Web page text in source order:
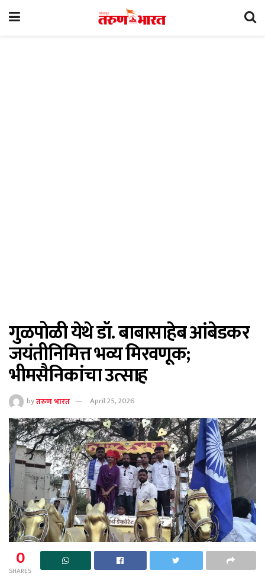
गुळपोळी येथे डॉ. बाबासाहेब आंबेडकर
जयंतीनिमित्त भव्य मिरवणूक;
भीमसैनिकांचा उत्साह
byतरुण भारत April 25, 2026
0
SHARES